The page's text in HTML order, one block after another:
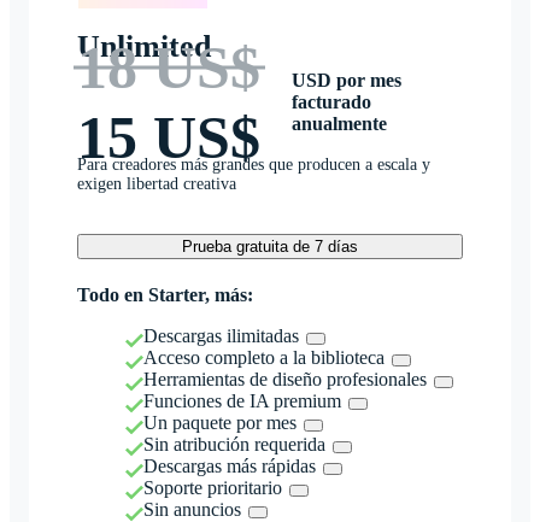
Unlimited
18 US$
15 US$
USD por mes
facturado
anualmente
Para creadores más grandes que producen a escala y
exigen libertad creativa
Prueba gratuita de 7 días
Todo en Starter, más:
Descargas ilimitadas
Acceso completo a la biblioteca
Herramientas de diseño profesionales
Funciones de IA premium
Un paquete por mes
Sin atribución requerida
Descargas más rápidas
Soporte prioritario
Sin anuncios